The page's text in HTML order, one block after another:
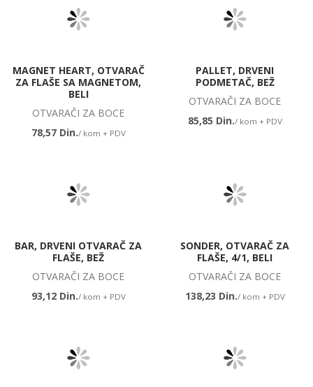
MAGNET HEART, OTVARAČ
ZA FLAŠE SA MAGNETOM,
BELI
OTVARAČI ZA BOCE
78,57 Din./ kom + PDV
PALLET, DRVENI
PODMETAČ, BEŽ
OTVARAČI ZA BOCE
85,85 Din./ kom + PDV
BAR, DRVENI OTVARAČ ZA
FLAŠE, BEŽ
OTVARAČI ZA BOCE
93,12 Din./ kom + PDV
SONDER, OTVARAČ ZA
FLAŠE, 4/1, BELI
OTVARAČI ZA BOCE
138,23 Din./ kom + PDV